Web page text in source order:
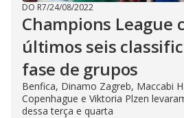
DO R7/24/08/2022
Champions League
últimos seis
fase de grupos
Benfica, Dinamo Zagreb, Maccabi
Copenhague e Viktoria Plzen
dessa terça e quarta